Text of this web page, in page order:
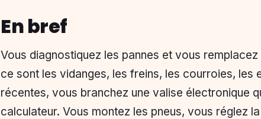
En bref
Vous diagnostiquez les pannes et vous
ce sont les vidanges, les freins, les courroies, les
récentes, vous branchez une valise électronique
calculateur. Vous montez les pneus, vous réglez